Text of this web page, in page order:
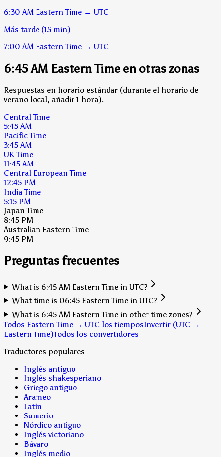
6:30 AM Eastern Time → UTC
Más tarde (15 min)
7:00 AM Eastern Time → UTC
6:45 AM Eastern Time en otras zonas
Respuestas en horario estándar (durante el horario de
verano local, añadir 1 hora).
Central Time
5:45 AM
Pacific Time
3:45 AM
UK Time
11:45 AM
Central European Time
12:45 PM
India Time
5:15 PM
Japan Time
8:45 PM
Australian Eastern Time
9:45 PM
Preguntas frecuentes
What is 6:45 AM Eastern Time in UTC?
What time is 06:45 Eastern Time in UTC?
What is 6:45 AM Eastern Time in other time zones?
Todos Eastern Time → UTC los tiemposInvertir (UTC →
Eastern Time)Todos los convertidores
Traductores populares
Inglés antiguo
Inglés shakesperiano
Griego antiguo
Arameo
Latín
Sumerio
Nórdico antiguo
Inglés victoriano
Bávaro
Inglés medio